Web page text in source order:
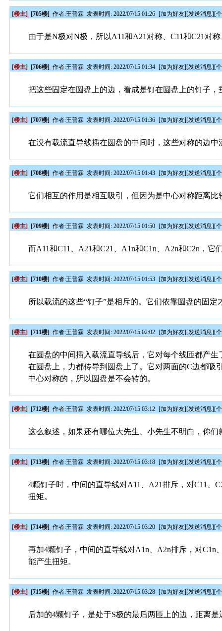
[楼主] [705楼] 作者:王普霖 发表时间: 2022/07/15 01:26 [加为好友][发送消息][
由于是N极对N极，所以A11和A21对称、C11和C21对
[楼主] [706楼] 作者:王普霖 发表时间: 2022/07/15 01:34 [加为好友][发送消息][
把这些固定在圆盘上的边，看成是钉在圆盘上的钉子，
[楼主] [707楼] 作者:王普霖 发表时间: 2022/07/15 01:36 [加为好友][发送消息][
在没有载流直导线插在圆盘的中间时，这些对称的边
[楼主] [708楼] 作者:王普霖 发表时间: 2022/07/15 01:43 [加为好友][发送消息][
它们相互的作用是相互吸引，但因为是中心对称距离比
[楼主] [709楼] 作者:王普霖 发表时间: 2022/07/15 01:50 [加为好友][发送消息][
而A11和C11、A21和C21、A1n和C1n、A2n和C2n，
[楼主] [710楼] 作者:王普霖 发表时间: 2022/07/15 01:53 [加为好友][发送消息][
所以载流的这些“钉子”是相斥的。它们依靠圆盘的固定
[楼主] [711楼] 作者:王普霖 发表时间: 2022/07/15 02:02 [加为好友][发送消息][
在圆盘的中间插入载流直导线后，它对每个线匝都产
在圆盘上，力都传导到圆盘上了。它对两面的C边都
中心对称的，所以圆盘是不会转的。
[楼主] [712楼] 作者:王普霖 发表时间: 2022/07/15 03:12 [加为好友][发送消息][
这么叙述，如果还有哪位大先生、小先生不明白，你
[楼主] [713楼] 作者:王普霖 发表时间: 2022/07/15 03:18 [加为好友][发送消息][
4颗钉子时，中间的直导线对A11、A21排斥，对C11
扭矩。
[楼主] [714楼] 作者:王普霖 发表时间: 2022/07/15 03:20 [加为好友][发送消息][
再加4颗钉子，中间的直导线对A1n、A2n排斥，对
能产生扭矩。
[楼主] [715楼] 作者:王普霖 发表时间: 2022/07/15 03:28 [加为好友][发送消息][
后加的4颗钉子，是处于S极的最后两匝上的边，距离